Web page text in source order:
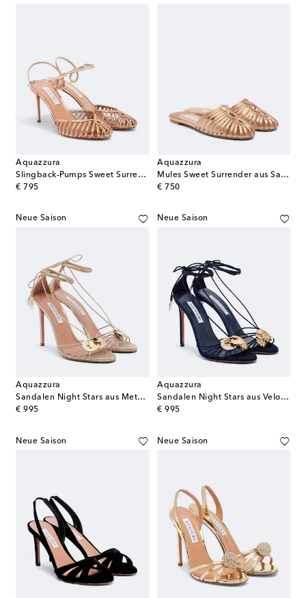
Aquazzura
Slingback-Pumps Sweet Surrender
€ 795
original price
Aquazzura
Mules Sweet Surrender aus Satin
€ 750
original price
Neue Saison
Aquazzura
Sandalen Night Stars aus Metallic-Leder
€ 995
original price
Neue Saison
Aquazzura
Sandalen Night Stars aus Veloursleder
€ 995
original price
Neue Saison Neue Saison